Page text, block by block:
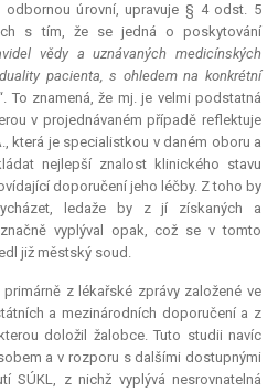
odbornou úrovní, upravuje § 4 odst. 5
s tím, že se jedná o poskytování
vědy a uznávaných medicínských
pacienta, s ohledem na konkrétní
To znamená, že mj. je velmi podstatná
v projednávaném případě reflektuje
která je specialistkou v daném oboru a
nejlepší znalost klinického stavu
doporučení jeho léčby. Z toho by
ledaže by z jí získaných a
vyplýval opak, což se v tomto
již městský soud.
primárně z lékařské zprávy založené ve
a mezinárodních doporučení a z
doložil žalobce. Tuto studii navíc
a v rozporu s dalšími dostupnými
SÚKL, z nichž vyplývá nesrovnatelná